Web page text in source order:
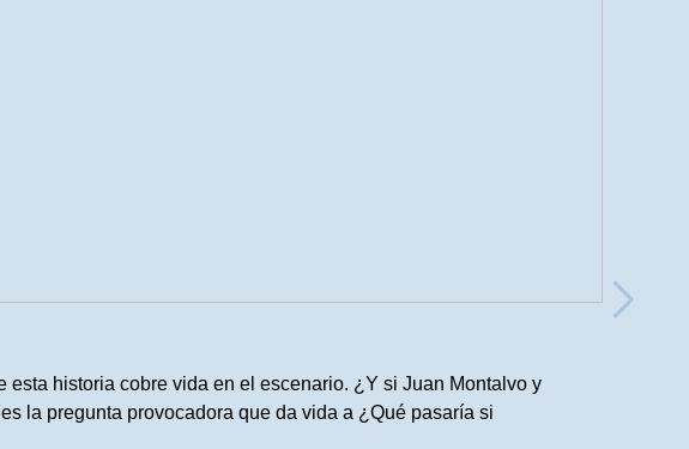
historia cobre vida en el escenario. ¿Y si Juan Montalvo y
la pregunta provocadora que da vida a ¿Qué pasaría si